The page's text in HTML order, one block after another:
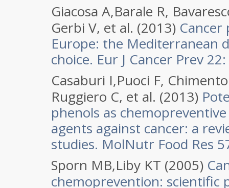
Giacosa A,Barale R,
Gerbi V, et al. (2013)
Europe: the Mediterranean
choice. Eur J Cancer Prev
Casaburi I,Puoci F,
Ruggiero C, et al. (2013)
phenols as
agents against cancer: a
studies. MolNutr Food Res
Sporn MB,Liby KT (2005)
chemoprevention: scientific